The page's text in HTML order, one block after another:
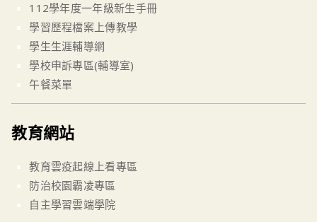
112學年度一年級新生手冊
學習歷程檔案上傳教學
學生生涯輔導網
學校申訴專區(輔導室)
午餐菜單
教育網站
教育雲疫起線上看專區
防治校園霸凌專區
自主學習雲端學院